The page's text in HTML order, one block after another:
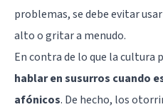
problemas, se debe evitar
alto o gritar a menudo.
En contra de lo que la cultura
hablar en susurros cuando
afónicos. De hecho, los